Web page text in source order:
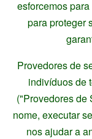
esforcemos
para proteger
Provedores de
indivíduos de
("Provedores de
nome, executar
nos ajudar a